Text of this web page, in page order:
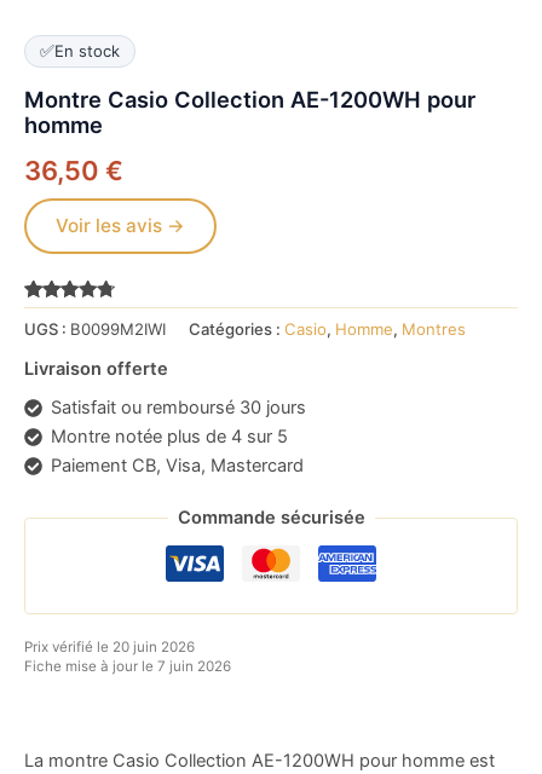
✅En stock
Montre Casio Collection AE-1200WH pour
homme
36,50 €
Voir les avis →
sur 5
notations
UGS : B0099M2IWI Catégories : Casio, Homme, Montres
Livraison offerte
Satisfait ou remboursé 30 jours
Montre notée plus de 4 sur 5
Paiement CB, Visa, Mastercard
Commande sécurisée
Prix vérifié le 20 juin 2026
Fiche mise à jour le 7 juin 2026
La montre Casio Collection AE-1200WH pour homme est